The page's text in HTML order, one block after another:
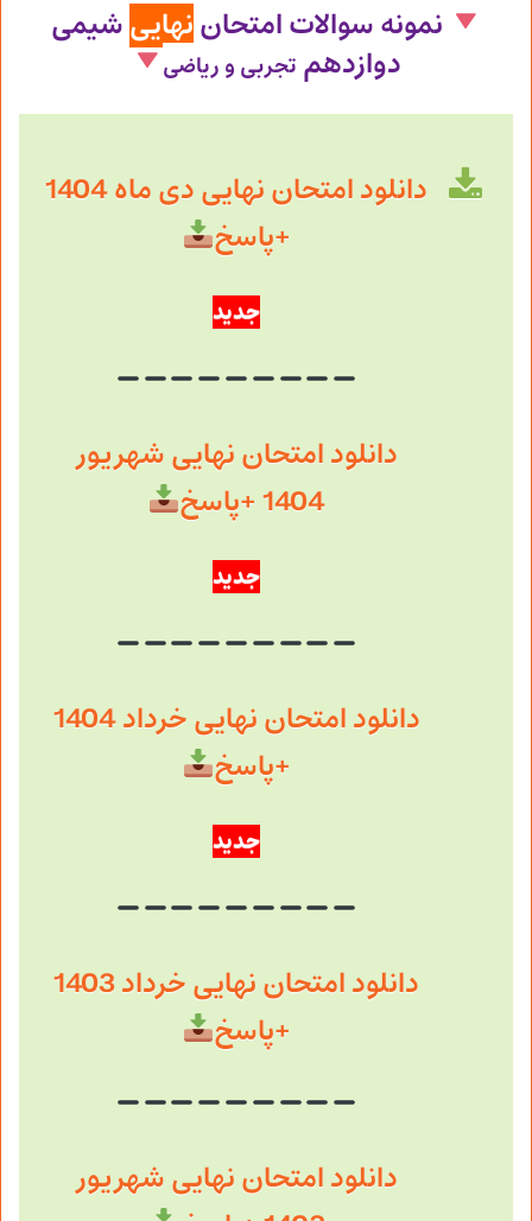
نمونه سوالات امتحاننهاییشیمی
دوازدهم تجربی و ریاضی
دانلود امتحان نهایی دی ماه 1404
+پاسخ
جدید
دانلود امتحان نهایی شهریور
1404 +پاسخ
جدید
دانلود امتحان نهایی خرداد 1404
+پاسخ
جدید
دانلود امتحان نهایی خرداد 1403
+پاسخ
دانلود امتحان نهایی شهریور